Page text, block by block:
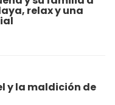
relax y una
y la maldición de